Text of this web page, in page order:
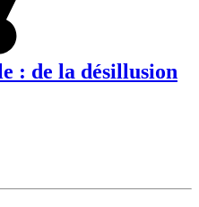
: de la désillusion